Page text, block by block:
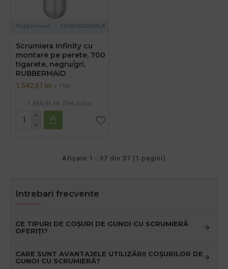
Rubbermaid FG9W3200SSBLA
Scrumiera Infinity cu
montare pe perete, 700
tigarete, negru/gri,
RUBBERMAID
1.542,61 lei + TVA
1.866,56 lei TVA inclus
Afişare 1 - 37 din 37 (1 pagini)
Intrebari frecvente
CE TIPURI DE COȘURI DE GUNOI CU SCRUMIERĂ
OFERIȚI?
CARE SUNT AVANTAJELE UTILIZĂRII COȘURILOR DE
GUNOI CU SCRUMIERĂ?